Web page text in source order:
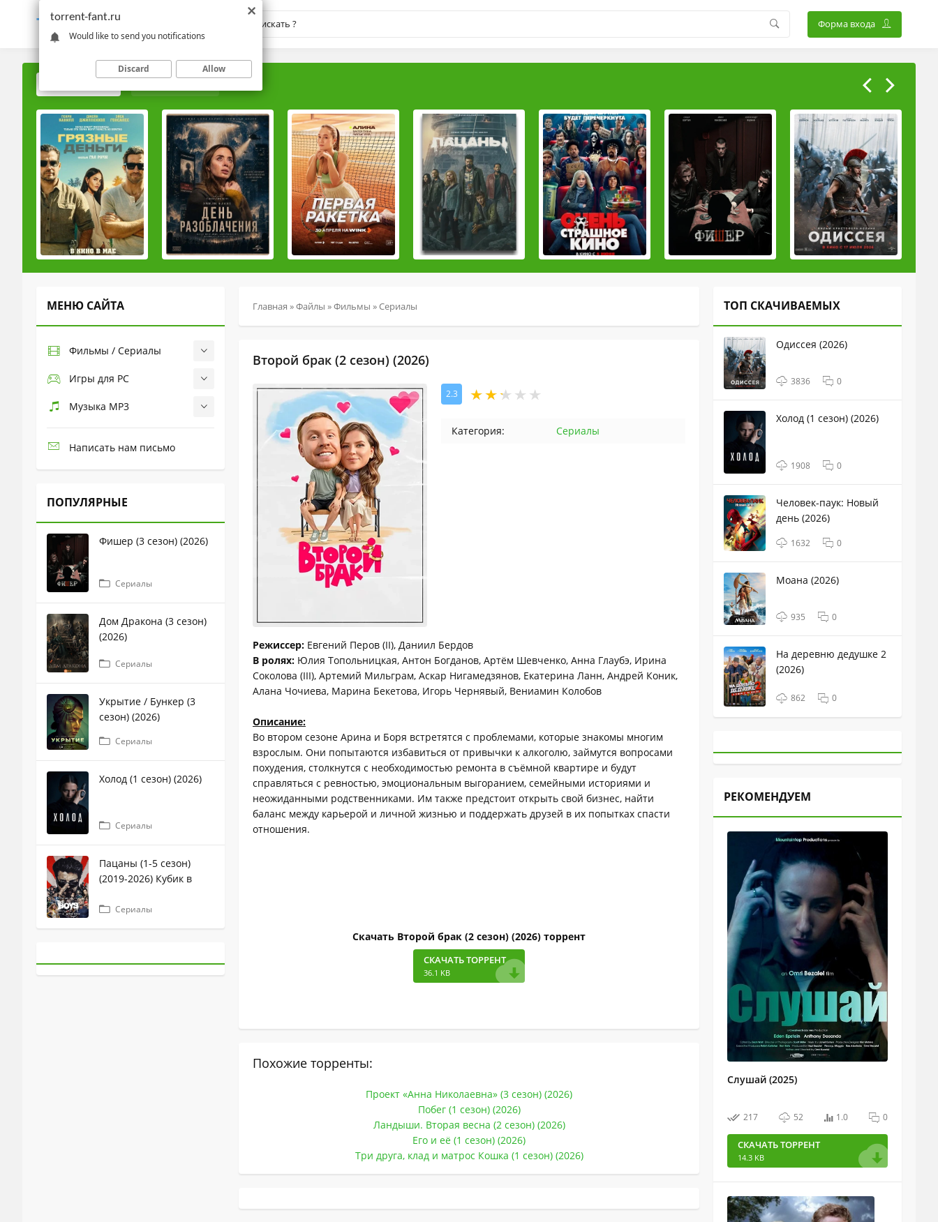
TORRENT-FANT.RU Форма входа
МЕНЮ САЙТА
Фильмы / Сериалы
Игры для PC
Музыка MP3
Написать нам письмо
ПОПУЛЯРНЫЕ
Фишер (3 сезон) (2026)
Сериалы
Дом Дракона (3 сезон)
(2026)
Сериалы
Укрытие / Бункер (3
сезон) (2026)
Сериалы
Холод (1 сезон) (2026)
Сериалы
Пацаны (1-5 сезон)
(2019-2026) Кубик в
Сериалы
Главная »Файлы »Фильмы »Сериалы
Второй брак (2 сезон) (2026)
2.3
Категория: Сериалы
Режиссер: Евгений Перов (II), Даниил Бердов
В ролях: Юлия Топольницкая, Антон Богданов, Артём Шевченко, Анна Глаубэ, Ирина
Соколова (III), Артемий Мильграм, Аскар Нигамедзянов, Екатерина Ланн, Андрей Коник,
Алана Чочиева, Марина Бекетова, Игорь Чернявый, Вениамин Колобов
Описание:
Во втором сезоне Арина и Боря встретятся с проблемами, которые знакомы многим
взрослым. Они попытаются избавиться от привычки к алкоголю, займутся вопросами
похудения, столкнутся с необходимостью ремонта в съёмной квартире и будут
справляться с ревностью, эмоциональным выгоранием, семейными историями и
неожиданными родственниками. Им также предстоит открыть свой бизнес, найти
баланс между карьерой и личной жизнью и поддержать друзей в их попытках спасти
отношения.
Скачать Второй брак (2 сезон) (2026) торрент
СКАЧАТЬ ТОРРЕНТ
36.1 KB
Похожие торренты:
Проект «Анна Николаевна» (3 сезон) (2026)
Побег (1 сезон) (2026)
Ландыши. Вторая весна (2 сезон) (2026)
Его и её (1 сезон) (2026)
Три друга, клад и матрос Кошка (1 сезон) (2026)
ТОП СКАЧИВАЕМЫХ
Одиссея (2026)
3836 0
Холод (1 сезон) (2026)
1908 0
Человек-паук: Новый
день (2026)
1632 0
Моана (2026)
935 0
На деревню дедушке 2
(2026)
862 0
РЕКОМЕНДУЕМ
Слушай (2025)
217 52 1.0 0
СКАЧАТЬ ТОРРЕНТ
14.3 KB
torrent-fant.ru
Would like to send you notifications
Discard Allow